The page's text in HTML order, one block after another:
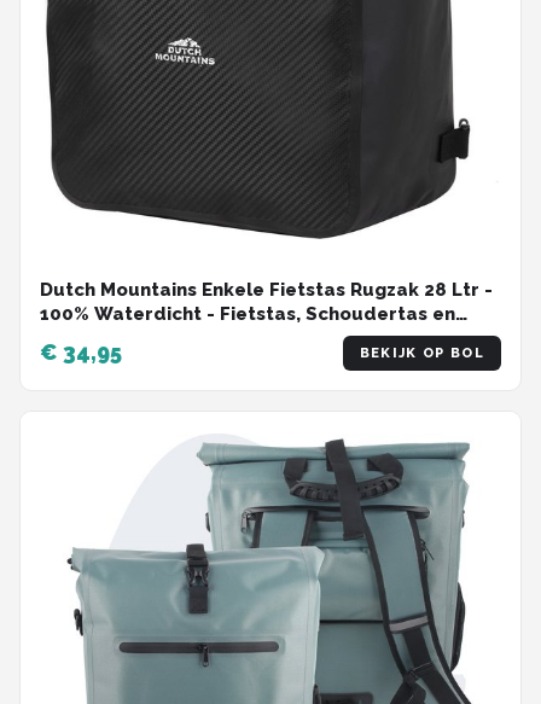
Dutch Mountains Enkele Fietstas Rugzak 28 Ltr -
100% Waterdicht - Fietstas, Schoudertas en
€ 34,95 BEKIJK OP BOL